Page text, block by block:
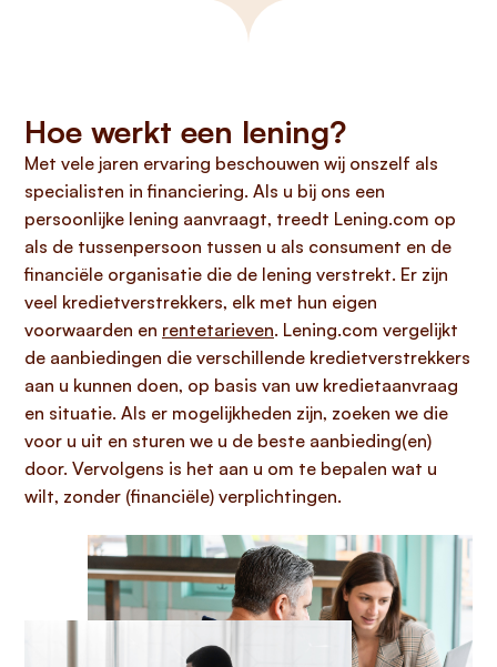
Hoe werkt een lening?
Met vele jaren ervaring beschouwen wij onszelf als
specialisten in financiering. Als u bij ons een
persoonlijke lening aanvraagt, treedt Lening.com op
als de tussenpersoon tussen u als consument en de
financiële organisatie die de lening verstrekt. Er zijn
veel kredietverstrekkers, elk met hun eigen
voorwaarden en rentetarieven. Lening.com vergelijkt
de aanbiedingen die verschillende kredietverstrekkers
aan u kunnen doen, op basis van uw kredietaanvraag
en situatie. Als er mogelijkheden zijn, zoeken we die
voor u uit en sturen we u de beste aanbieding(en)
door. Vervolgens is het aan u om te bepalen wat u
wilt, zonder (financiële) verplichtingen.